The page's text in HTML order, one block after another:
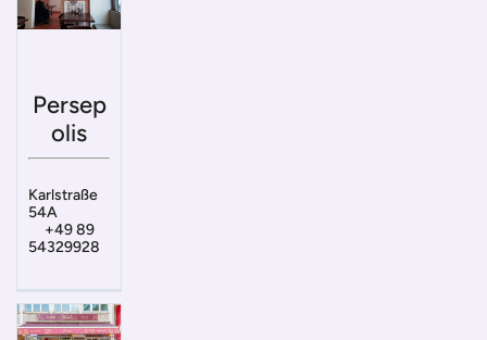
Persep
olis
Karlstraße
54A
+49 89
54329928